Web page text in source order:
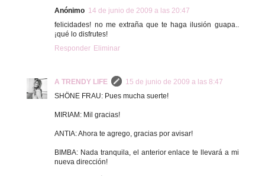
Anónimo 14 de junio de 2009 a las 20:47
felicidades! no me extraña que te haga ilusión guapa..
¡qué lo disfrutes!
Responder Eliminar
A TRENDY LIFE
15 de junio de 2009 a las 8:47
SHÖNE FRAU: Pues mucha suerte!
MIRIAM: Mil gracias!
ANTIA: Ahora te agrego, gracias por avisar!
BIMBA: Nada tranquila, el anterior enlace te llevará a mi
nueva dirección!